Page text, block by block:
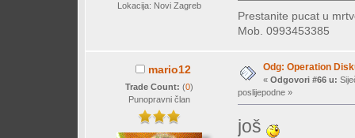
Lokacija: Novi Zagreb
Prestanite pucat u
Mob. 0993453385
mario12
Trade Count: (0)
Punopravni član
Odg: Operation
« Odgovori #66 u:
poslijepodne »
još